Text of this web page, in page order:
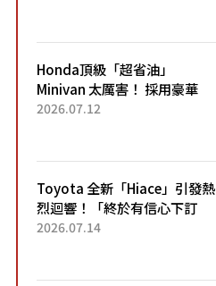
Honda頂級「超省油」
Minivan 太厲害！ 採用豪華
「真皮座椅」與專屬「黑色內
「三...
2026.07.12
Toyota 全新「Hiace」引發熱
烈迴響！「終於有信心下訂
了！」「哪個等級交車最
2026.07.14